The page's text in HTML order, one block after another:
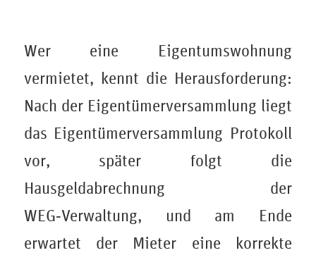
Wer eine Eigentumswohnung
vermietet, kennt die Herausforderung:
Nach der Eigentümerversammlung liegt
das Eigentümerversammlung Protokoll
vor, später folgt die
Hausgeldabrechnung der
WEG‑Verwaltung, und am Ende
erwartet der Mieter eine korrekte